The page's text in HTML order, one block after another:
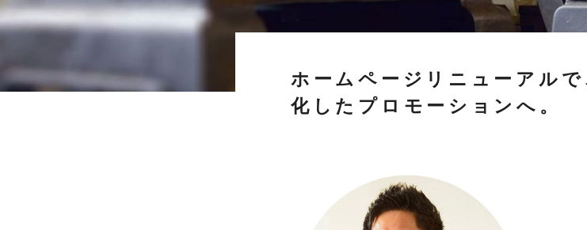
ホームページリニューアル
化したプロモーションへ。